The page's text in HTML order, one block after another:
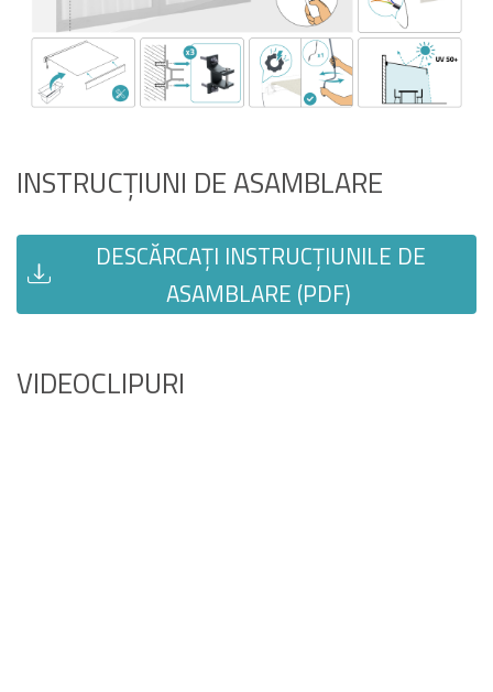
INSTRUCȚIUNI DE ASAMBLARE
DESCĂRCAȚI INSTRUCȚIUNILE DE
ASAMBLARE (PDF)
VIDEOCLIPURI